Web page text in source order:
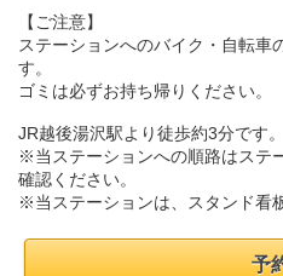
【ご注意】
ステーションへのバイク・自転車
す。
ゴミは必ずお持ち帰りください。
JR越後湯沢駅より徒歩約3分です。
※当ステーションへの順路はステ
確認ください。
※当ステーションは、スタンド看
予